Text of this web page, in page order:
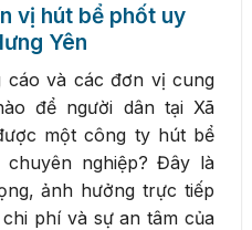
vị hút bể phốt uy
Yên
cáo và các đơn vị cung
để người dân tại Xã
một công ty hút bể
nghiệp? Đây là
ảnh hưởng trực tiếp
phí và sự an tâm của